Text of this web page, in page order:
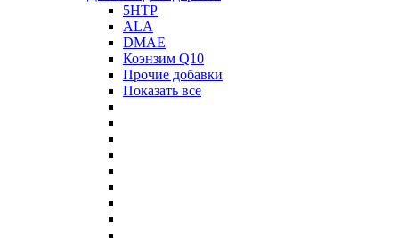
5HTP
ALA
DMAE
Коэнзим Q10
Прочие добавки
Показать все